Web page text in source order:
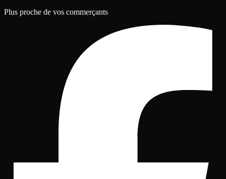
Plus proche de vos commerçants